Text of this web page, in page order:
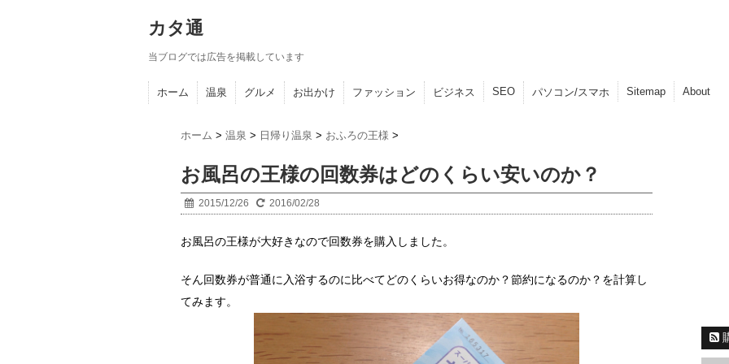
カタ通
当ブログでは広告を掲載しています
ホーム 温泉 グルメ お出かけ ファッション ビジネス SEO パソコン/スマホ Sitemap About
ホーム > 温泉 > 日帰り温泉 > おふろの王様 >
お風呂の王様の回数券はどのくらい安いのか？
2015/12/26 2016/02/28
お風呂の王様が大好きなので回数券を購入しました。
そん回数券が普通に入浴するのに比べてどのくらいお得なのか？節約になるのか？を計算し
てみます。